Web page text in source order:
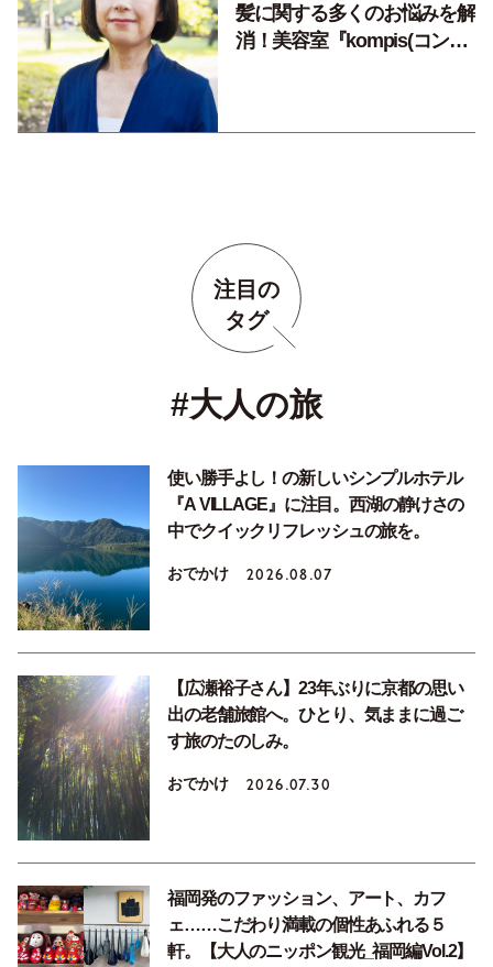
髪に関する多くのお悩みを解
消！美容室『kompis(コンピ
注目の
タグ
#大人の旅
使い勝手よし！の新しいシンプルホテル
『A VILLAGE』に注目。西湖の静けさの
中でクイックリフレッシュの旅を。
おでかけ 2026.08.07
【広瀬裕子さん】23年ぶりに京都の思い
出の老舗旅館へ。ひとり、気ままに過ご
す旅のたのしみ。
おでかけ 2026.07.30
福岡発のファッション、アート、カフ
ェ……こだわり満載の個性あふれる５
軒。【大人のニッポン観光_福岡編Vol.2】